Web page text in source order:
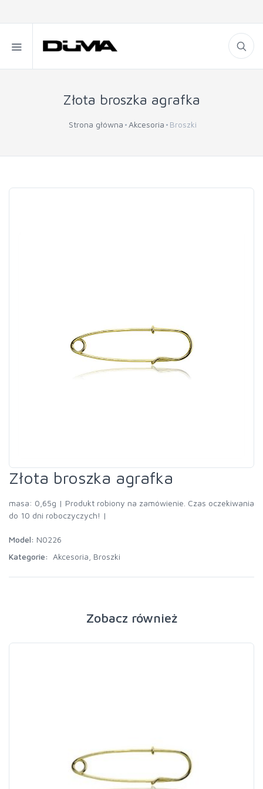
Złota broszka agrafka
Strona główna Akcesoria Broszki
Złota broszka agrafka
masa: 0,65g | Produkt robiony na zamówienie. Czas oczekiwania
do 10 dni roboczyczych! |
Model: N0226
Kategorie:
Akcesoria Broszki
Zobacz również